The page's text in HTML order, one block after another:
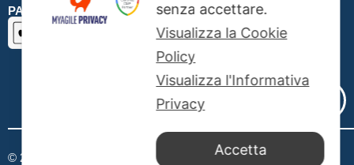
PAGAMENTI SICURI SSL
© 2026 Publibeta srl – All rights reserved – P.IVA e CF
senza accettare.
Visualizza la Cookie
Policy
Visualizza l'Informativa
Privacy
Accetta